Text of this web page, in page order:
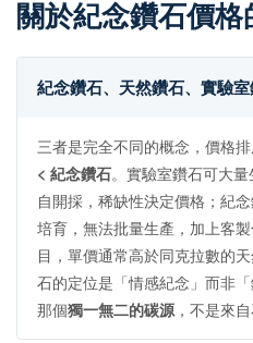
關於紀念鑽石價格
紀念鑽石、天然鑽石、實驗
三者是完全不同的概念，價格排
< 紀念鑽石。實驗室鑽石可大
自開採，稀缺性決定價格；紀
培育，無法批量生產，加上客
目，單價通常高於同克拉數的
石的定位是「情感紀念」而非
那個獨一無二的碳源，不是來自